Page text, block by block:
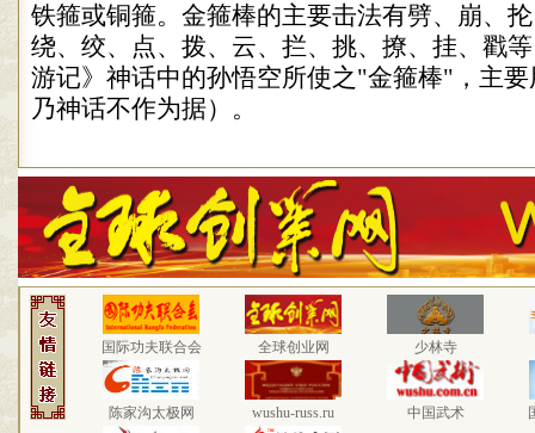
铁箍或铜箍。金箍棒的主要击法有劈、崩、
绕、绞、点、拨、云、拦、挑、撩、挂、戳
游记》神话中的孙悟空所使之"金箍棒" ，主
乃神话不作为据）。
国际功夫联合会 全球创业网 少林寺
陈家沟太极网 wushu-russ.ru 中国武术